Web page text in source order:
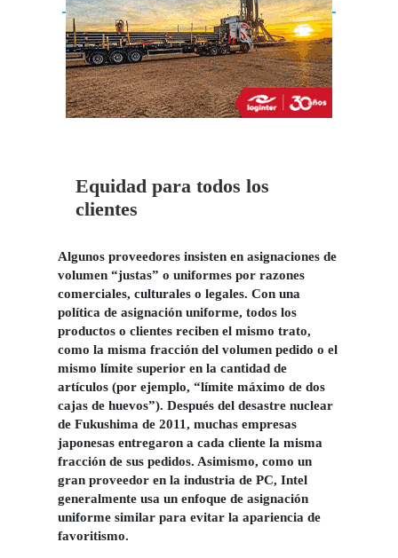
Equidad para todos los
clientes
Algunos proveedores insisten en asignaciones de
volumen “justas” o uniformes por razones
comerciales, culturales o legales. Con una
política de asignación uniforme, todos los
productos o clientes reciben el mismo trato,
como la misma fracción del volumen pedido o el
mismo límite superior en la cantidad de
artículos (por ejemplo, “límite máximo de dos
cajas de huevos”). Después del desastre nuclear
de Fukushima de 2011, muchas empresas
japonesas entregaron a cada cliente la misma
fracción de sus pedidos. Asimismo, como un
gran proveedor en la industria de PC, Intel
generalmente usa un enfoque de asignación
uniforme similar para evitar la apariencia de
favoritismo.